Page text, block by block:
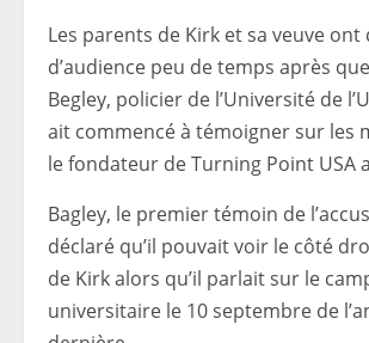
Les parents de Kirk et sa veuve
d’audience peu de temps après
Begley, policier de l’Université de
ait commencé à témoigner sur les
le fondateur de Turning Point USA
Bagley, le premier témoin de
déclaré qu’il pouvait voir le côté
de Kirk alors qu’il parlait sur le
universitaire le 10 septembre de